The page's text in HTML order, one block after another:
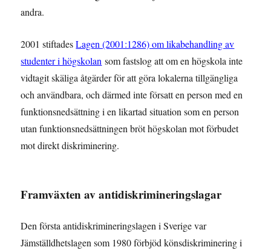
andra.
2001 stiftadesLagen (2001:1286) om likabehandling av
studenter i högskolan som fastslog att om en högskola inte
vidtagit skäliga åtgärder för att göra lokalerna tillgängliga
och användbara, och därmed inte försatt en person med en
funktionsnedsättning i en likartad situation som en person
utan funktionsnedsättningen bröt högskolan mot förbudet
mot direkt diskriminering.
Framväxten av antidiskrimineringslagar
Den första antidiskrimineringslagen i Sverige var
Jämställdhetslagen som 1980 förbjöd könsdiskriminering i